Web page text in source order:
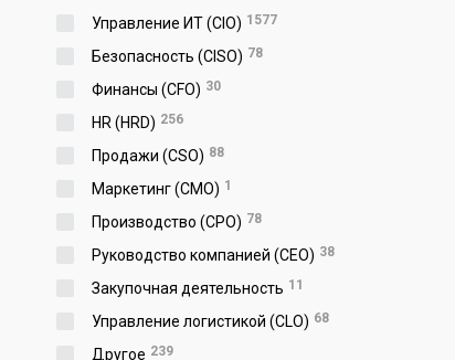
Управление ИТ (CIO) 1577
Безопасность (CISO) 78
Финансы (CFO) 30
HR (HRD) 256
Продажи (CSO) 88
Маркетинг (CMO) 1
Производство (СPO) 78
Руководство компанией (CEO) 38
Закупочная деятельность 11
Управление логистикой (CLO) 68
Другое 239